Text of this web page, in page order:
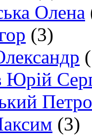
Олена
(3)
Юрій
Петро
(3)